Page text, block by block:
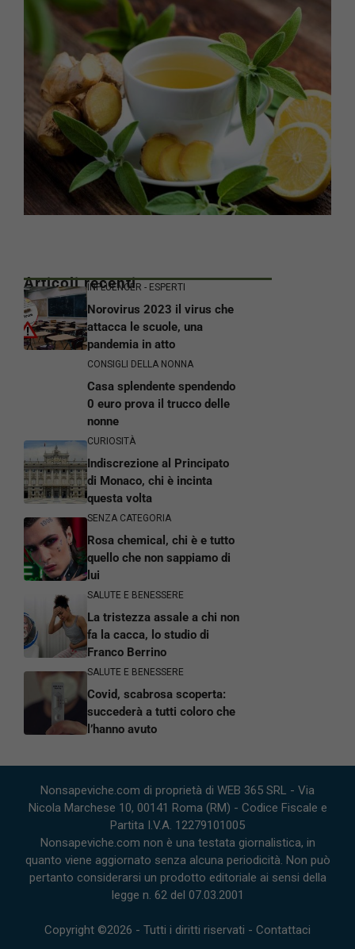
Articoli recentiINFLUENCER - ESPERTI
Norovirus 2023 il virus che
attacca le scuole, una
pandemia in atto
CONSIGLI DELLA NONNA
Casa splendente spendendo
0 euro prova il trucco delle
nonne
CURIOSITÀ
Indiscrezione al Principato
di Monaco, chi è incinta
questa volta
SENZA CATEGORIA
Rosa chemical, chi è e tutto
quello che non sappiamo di
lui
SALUTE E BENESSERE
La tristezza assale a chi non
fa la cacca, lo studio di
Franco Berrino
SALUTE E BENESSERE
Covid, scabrosa scoperta:
succederà a tutti coloro che
l’hanno avuto
Nonsapeviche.com di proprietà di WEB 365 SRL - Via
Nicola Marchese 10, 00141 Roma (RM) - Codice Fiscale e
Partita I.V.A. 12279101005
Nonsapeviche.com non è una testata giornalistica, in
quanto viene aggiornato senza alcuna periodicità. Non può
pertanto considerarsi un prodotto editoriale ai sensi della
legge n. 62 del 07.03.2001
Copyright ©2026 - Tutti i diritti riservati - Contattaci